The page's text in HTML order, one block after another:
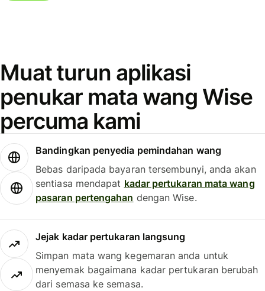
Muat turun aplikasi
penukar mata wang Wise
percuma kami
Bandingkan penyedia pemindahan wang
Bebas daripada bayaran tersembunyi, anda akan
sentiasa mendapat kadar pertukaran mata wang
pasaran pertengahan dengan Wise.
Jejak kadar pertukaran langsung
Simpan mata wang kegemaran anda untuk
menyemak bagaimana kadar pertukaran berubah
dari semasa ke semasa.